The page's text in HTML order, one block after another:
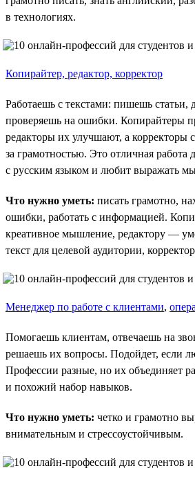
в технологиях.
Копирайтер, редактор, корректор
Работаешь с текстами: пишешь статьи,
проверяешь на ошибки. Копирайтеры
редакторы их улучшают, а корректоры
за грамотностью. Это отличная работа
с русским языком и любит выражать
Что нужно уметь: писать грамотно,
ошибки, работать с информацией.
креативное мышление, редактору —
текст для целевой аудитории,
Менеджер по работе с клиентами,
Помогаешь клиентам, отвечаешь на
решаешь их вопросы. Подойдет, если
Профессии разные, но их объединяет
и похожий набор навыков.
Что нужно уметь: четко и грамотно
внимательным и стрессоустойчивым.